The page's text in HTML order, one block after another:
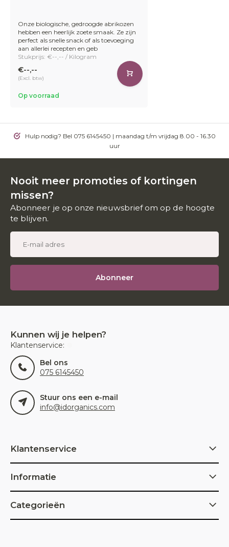
Onze biologische, gedroogde abrikozen
hebben een heerlijk zoete smaak. Ze zijn
perfect als snelle snack of als toevoeging
aan allerlei recepten en geb
Stukprijs: €--,-- / Kilogram
€--,--
(Excl. btw)
Op voorraad
Hulp nodig? Bel 075 6145450 | maandag t/m vrijdag 8.00 - 16.30
uur
Nooit meer promoties of kortingen
missen?
Abonneer je op onze nieuwsbrief om op de hoogte
te blijven.
Abonneer
Kunnen wij je helpen?
Klantenservice:
Bel ons
075 6145450
Stuur ons een e-mail
info@idorganics.com
Klantenservice
Informatie
Categorieën